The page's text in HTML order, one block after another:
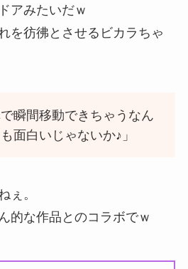
アみたいだｗ
を彷彿とさせるビカラちゃ
瞬間移動できちゃうなん
面白いじゃないか♪」
ぇ。
的な作品とのコラボでｗ